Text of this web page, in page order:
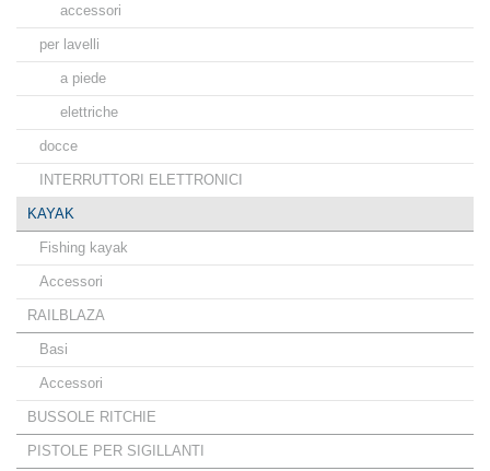
accessori
per lavelli
a piede
elettriche
docce
INTERRUTTORI ELETTRONICI
KAYAK
Fishing kayak
Accessori
RAILBLAZA
Basi
Accessori
BUSSOLE RITCHIE
PISTOLE PER SIGILLANTI